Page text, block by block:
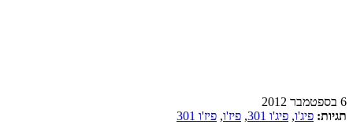
6 בספטמבר 2012
תגיות: פיג'ו, פיג'ו 301 , פיז'ו, פיז'ו 301